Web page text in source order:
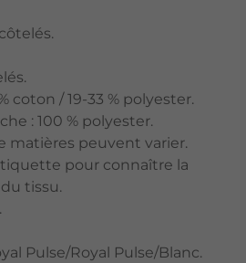
coton / 19-33 % polyester.
: 100 % polyester.
matières peuvent varier.
pour connaître la
tissu.
Pulse/Royal Pulse/Blanc.